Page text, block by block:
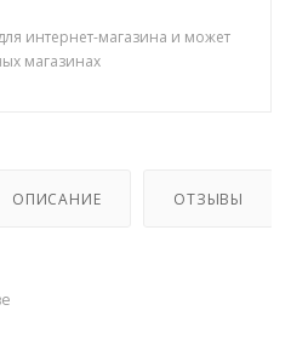
интернет-магазина и может
магазинах
ОПИСАНИЕ ОТЗЫВЫ